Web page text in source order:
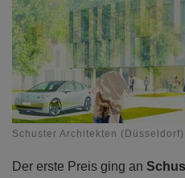
Schuster Architekten
Der erste Preis ging an